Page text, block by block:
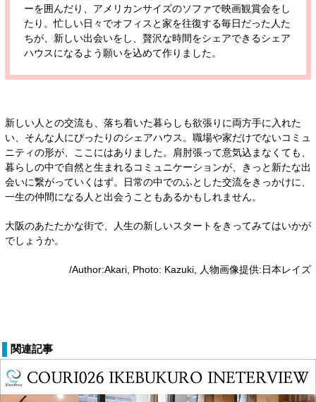
ーを囲んだり、アメリカンサイズのソファで映画観賞会をし
たり。忙しい日々でオフィスと家を往復する毎日だった人た
ちが、新しい出会いをし、贅沢な時間をシェアできるシェア
ハウスになるよう願いを込めて作りました。
新しい人との交流も、落ち着いた暮らしも欲張りに両方手に入れた
い、そんな人にぴったりのシェアハウス。職場や家だけでないコミュ
ニティの形が、ここにはありました。肩肘張って意気込まなくても、
暮らしの中で自然と生まれるコミュニケーションが、きっと新たな出
会いに繋がっていくはず。日常の中でのふとした交流をきっかけに、
一生の仲間になる人と出会うこともあるかもしれません。
大阪のあたたかな街で、人生の新しいスタートをきってみてはいかが
でしょうか。
/Author:Akari, Photo: Kazuki, 人物画像提供:日本レイズ
関連記事